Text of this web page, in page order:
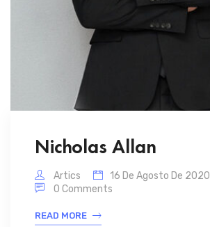
Nicholas Allan
Artics
16 De Agosto De 2020
0 Comments
READ MORE